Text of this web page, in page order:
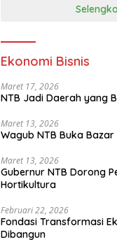
Ekonomi Bisnis
Maret 17, 2026
NTB Jadi Daerah yang
Maret 13, 2026
Wagub NTB Buka Bazar
Maret 13, 2026
Gubernur NTB Dorong
Hortikultura
Februari 22, 2026
Fondasi Transformasi
Dibangun